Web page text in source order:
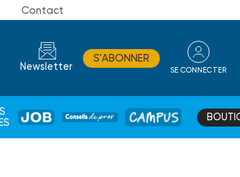
Contact
Newsletter
S'ABONNER
SE CONNECTER
JOB
DE
CAMPUS